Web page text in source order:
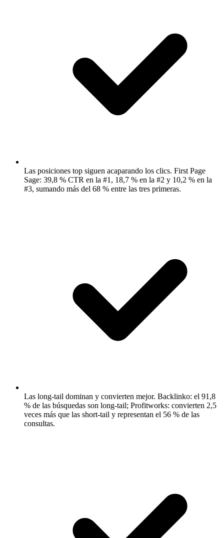
Las posiciones top siguen acaparando los clics. First Page
Sage: 39,8 % CTR en la #1, 18,7 % en la #2 y 10,2 % en la
#3, sumando más del 68 % entre las tres primeras.
Las long-tail dominan y convierten mejor. Backlinko: el 91,8
% de las búsquedas son long-tail; Profitworks: convierten 2,5
veces más que las short-tail y representan el 56 % de las
consultas.